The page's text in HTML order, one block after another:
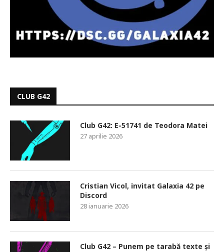
CLUB G42
Club G42: E-51741 de Teodora Matei
27 aprilie 2026
Cristian Vicol, invitat Galaxia 42 pe
Discord
28 ianuarie 2026
Club G42 – Punem pe tarabă texte și